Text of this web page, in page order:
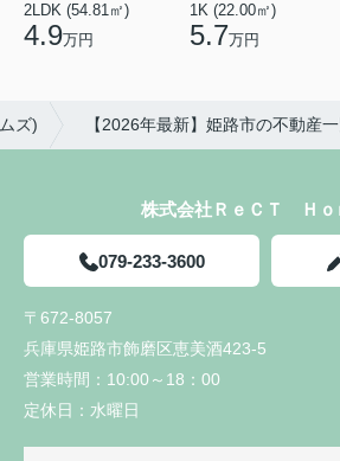
2LDK (54.81㎡)
4.9万円
1K (22.00㎡)
5.7万円
ズ) 【2026年最新】姫路市の不動産
株式会社ＲｅＣＴ Ｈｏ
079-233-3600
〒672-8057
兵庫県姫路市飾磨区恵美酒423-5
営業時間： 10:00～18：00
定休日： 水曜日